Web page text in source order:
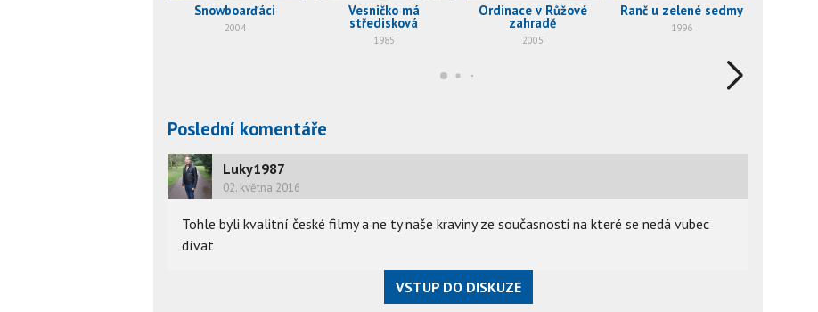
Snowboarďáci
2004
Vesničko má
středisková
1985
Ordinace v Růžové
zahradě
2005
Ranč u zelené sedmy
1996
Poslední komentáře
Luky1987
02. května 2016
Tohle byli kvalitní české filmy a ne ty naše kraviny ze současnosti na které se nedá vubec
dívat
VSTUP DO DISKUZE